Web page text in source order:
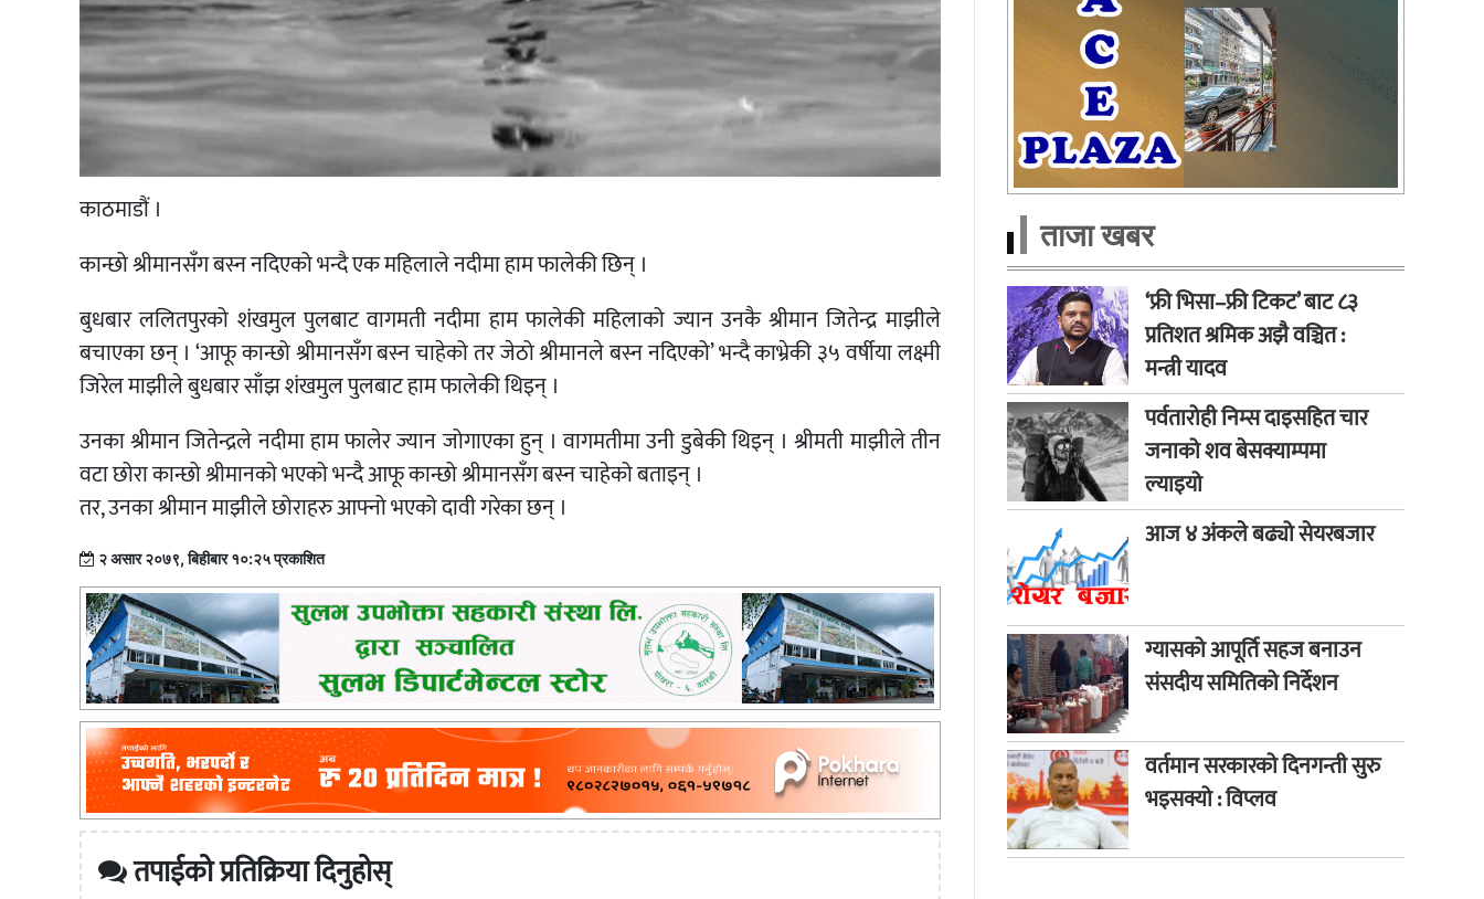
काठमाडौं ।
कान्छो श्रीमानसँग बस्न नदिएको भन्दै एक महिलाले नदीमा हाम फालेकी छिन् ।
बुधबार ललितपुरको शंखमुल पुलबाट वागमती नदीमा हाम फालेकी महिलाको ज्यान उनकै श्रीमान जितेन्द्र माझीले
बचाएका छन् । ‘आफू कान्छो श्रीमानसँग बस्न चाहेको तर जेठो श्रीमानले बस्न नदिएको’ भन्दै काभ्रेकी ३५ वर्षीया लक्ष्मी
जिरेल माझीले बुधबार साँझ शंखमुल पुलबाट हाम फालेकी थिइन् ।
उनका श्रीमान जितेन्द्रले नदीमा हाम फालेर ज्यान जोगाएका हुन् । वागमतीमा उनी डुबेकी थिइन् । श्रीमती माझीले तीन
वटा छोरा कान्छो श्रीमानको भएको भन्दै आफू कान्छो श्रीमानसँग बस्न चाहेको बताइन् ।
तर, उनका श्रीमान माझीले छोराहरु आफ्नो भएको दावी गरेका छन् ।
२ असार २०७९, बिहीबार १०:२५ प्रकाशित
तपाईको प्रतिक्रिया दिनुहोस्
ताजा खबर
‘फ्री भिसा–फ्री टिकट’ बाट ८३
प्रतिशत श्रमिक अझै वञ्चित :
मन्त्री यादव
पर्वतारोही निम्स दाइसहित चार
जनाको शव बेसक्याम्पमा
ल्याइयो
आज ४ अंकले बढ्यो सेयरबजार
ग्यासको आपूर्ति सहज बनाउन
संसदीय समितिको निर्देशन
वर्तमान सरकारको दिनगन्ती सुरु
भइसक्यो : विप्लव